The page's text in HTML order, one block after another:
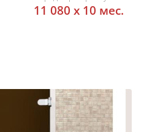
11 080 x 10 мес.